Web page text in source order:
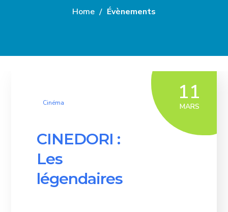
Home Évènements
11
MARS
Cinéma
CINEDORI :
Les
légendaires